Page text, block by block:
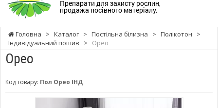
Препарати для захисту рослин,
продажа посівного матеріалу.
Головна > Каталог > Постільна білизна > Полікотон
>
Індивідуальний пошив
> Орео
Орео
Код товару: Пол Орео ІНД